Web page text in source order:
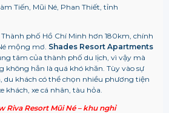
Tiến, Mũi Né, Phan Thiết, tỉnh
Thành phố Hồ Chí Minh hơn 180km, chính
mộng mơ. Shades Resort Apartments
tâm của thành phố du lịch, vì vậy mà
không hẳn là quá khó khăn. Tùy vào sự
du khách có thể chọn nhiều phương tiện
khách, xe cá nhân, tàu hỏa.
Riva Resort Mũi Né – khu nghỉ